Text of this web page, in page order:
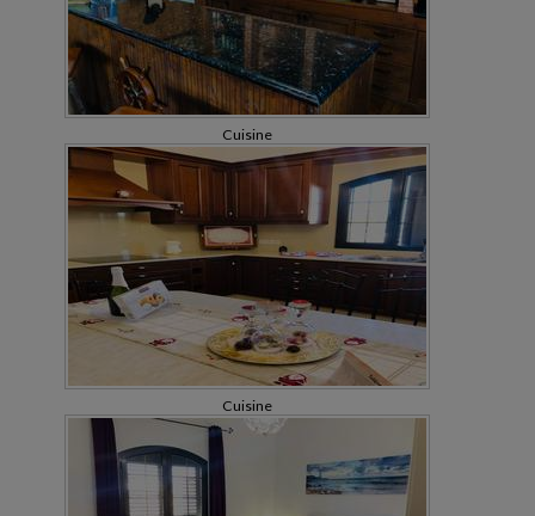
Cuisine
Cuisine